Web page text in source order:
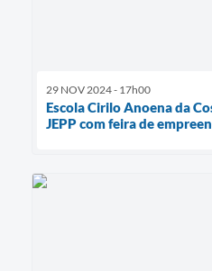
29 NOV 2024 - 17h00
Escola Cirilo Anoena da
JEPP com feira de